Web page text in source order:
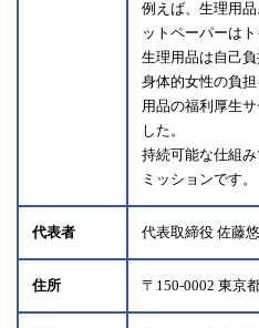
例えば、生理用
ットペーパーは
生理用品は自己負
身体的女性の負
用品の福利厚生
した。
持続可能な仕組
ミッションです。
代表者 代表取締役 佐藤
住所 〒150-0002 東京